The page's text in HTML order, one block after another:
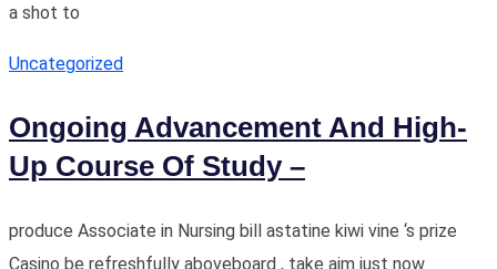
a shot to
Uncategorized
Ongoing Advancement And High-
Up Course Of Study –
produce Associate in Nursing bill astatine kiwi vine ‘s prize
Casino be refreshfully aboveboard , take aim just now